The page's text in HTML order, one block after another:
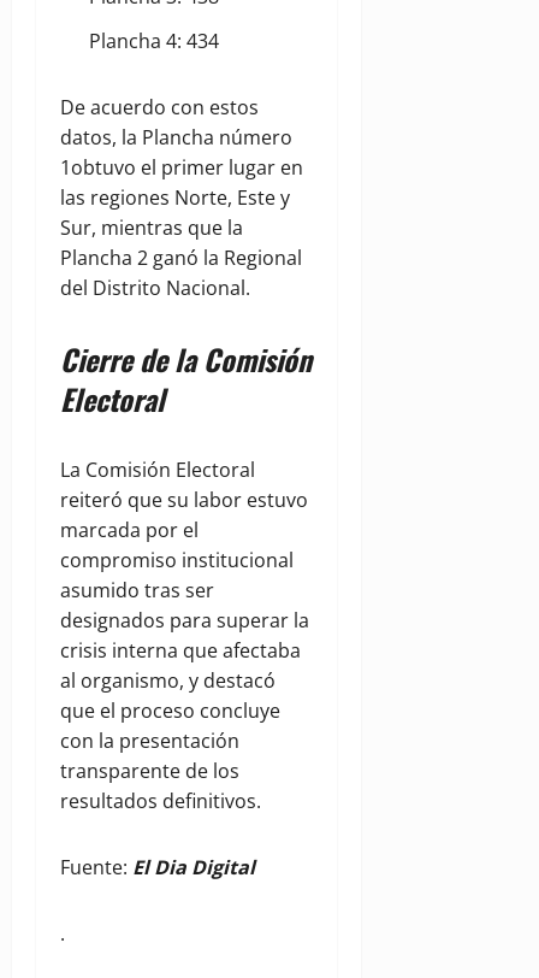
Plancha 4: 434
De acuerdo con estos
datos, la Plancha número
1obtuvo el primer lugar en
las regiones Norte, Este y
Sur, mientras que la
Plancha 2 ganó la Regional
del Distrito Nacional.
Cierre de la Comisión
Electoral
La Comisión Electoral
reiteró que su labor estuvo
marcada por el
compromiso institucional
asumido tras ser
designados para superar la
crisis interna que afectaba
al organismo, y destacó
que el proceso concluye
con la presentación
transparente de los
resultados definitivos.
Fuente: El Dia Digital
.